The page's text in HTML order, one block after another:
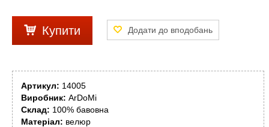
Купити
Артикул: 14005
Виробник: ArDoMi
Склад: 100% бавовна
Матеріал: велюр